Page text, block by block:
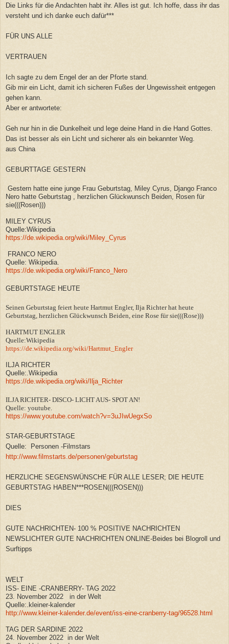
Die Links für die Andachten habt ihr. Alles ist gut. Ich hoffe, dass ihr das
versteht und ich danke euch dafür***
FÜR UNS ALLE
VERTRAUEN
Ich sagte zu dem Engel der an der Pforte stand.
Gib mir ein Licht, damit ich sicheren Fußes der Ungewissheit entgegen
gehen kann.
Aber er antwortete:
Geh nur hin in die Dunkelheit und lege deine Hand in die Hand Gottes.
Das ist besser als ein Licht und sicherer als ein bekannter Weg.
aus China
GEBURTTAGE GESTERN
Gestern hatte eine junge Frau Geburtstag, Miley Cyrus, Django Franco
Nero hatte Geburtstag , herzlichen Glückwunsch Beiden, Rosen für
sie(((Rosen)))
MILEY CYRUS
Quelle:Wikipedia
https://de.wikipedia.org/wiki/Miley_Cyrus
FRANCO NERO
Quelle: Wikipedia.
https://de.wikipedia.org/wiki/Franco_Nero
GEBURTSTAGE HEUTE
Seinen Geburtstag feiert heute Hartmut Engler, Ilja Richter hat heute
Geburtstag, herzlichen Glückwunsch Beiden, eine Rose für sie(((Rose)))
HARTMUT ENGLER
Quelle:Wikipedia
https://de.wikipedia.org/wiki/Hartmut_Engler
ILJA RICHTER
Quelle:.Wikipedia
https://de.wikipedia.org/wiki/Ilja_Richter
ILJA RICHTER- DISCO- LICHT AUS- SPOT AN!
Quelle: youtube.
https://www.youtube.com/watch?v=3uJIwUegxSo
STAR-GEBURTSTAGE
Quelle: Personen -Filmstars
http://www.filmstarts.de/personen/geburtstag
HERZLICHE SEGENSWÜNSCHE FÜR ALLE LESER; DIE HEUTE
GEBURTSTAG HABEN***ROSEN(((ROSEN)))
DIES
GUTE NACHRICHTEN- 100 % POSITIVE NACHRICHTEN
NEWSLICHTER GUTE NACHRICHTEN ONLINE-Beides bei Blogroll und
Surftipps
ISS- EINE -CRANBERRY- TAG 2022
23. November 2022 in der Welt
Quelle:.kleiner-kalender
http://www.kleiner-kalender.de/event/iss-eine-cranberry-tag/96528.html
TAG DER SARDINE 2022
24. November 2022 in der Welt
WELT